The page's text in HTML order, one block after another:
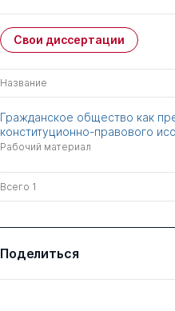
Свои диссертации
Название
Гражданское общество как
конституционно-правового
Рабочий материал
Всего 1
Поделиться